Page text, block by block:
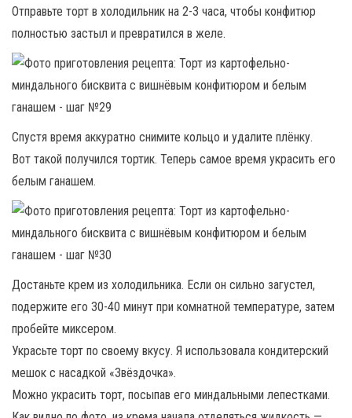
Отправьте торт в холодильник на 2-3 часа, чтобы конфитюр
полностью застыл и превратился в желе.
Спустя время аккуратно снимите кольцо и удалите плёнку.
Вот такой получился тортик. Теперь самое время украсить его
белым ганашем.
Достаньте крем из холодильника. Если он сильно загустел,
подержите его 30-40 минут при комнатной температуре, затем
пробейте миксером.
Украсьте торт по своему вкусу. Я использовала кондитерский
мешок с насадкой «Звёздочка».
Можно украсить торт, посыпав его миндальными лепестками.